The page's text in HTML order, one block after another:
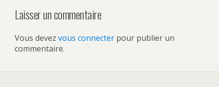
Laisser un commentaire
Vous devez vous connecter pour publier un
commentaire.